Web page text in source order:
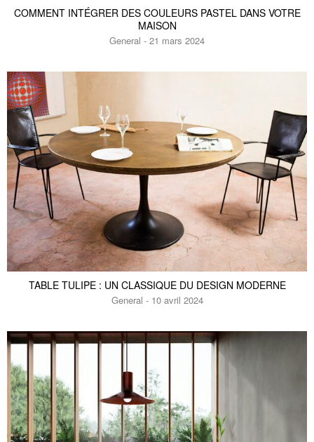
COMMENT INTÉGRER DES COULEURS PASTEL DANS VOTRE
MAISON
General - 21 mars 2024
TABLE TULIPE : UN CLASSIQUE DU DESIGN MODERNE
General - 10 avril 2024